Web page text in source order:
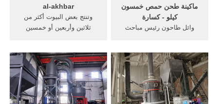
al-akhbar
وتنتج بعض البيوت أكثر من
ثلاثين وأربعين أو خمسين
ماكينة طحن حمص خمسون
كيلو - كسارة
وائل طاحون رئيس مباحث
طحن حمص خمسين ...